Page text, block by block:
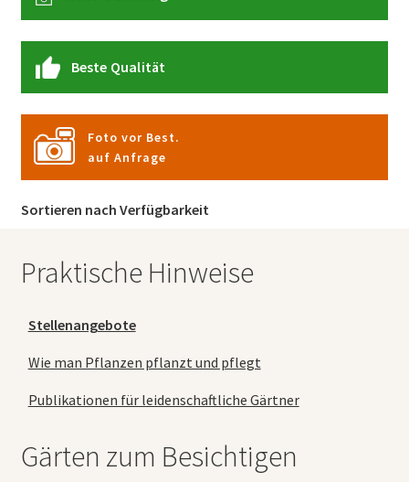
Beste Qualität
Foto vor Best.
auf Anfrage
Sortieren nach Verfügbarkeit
Praktische Hinweise
Stellenangebote
Wie man Pflanzen pflanzt und pflegt
Publikationen für leidenschaftliche Gärtner
Gärten zum Besichtigen